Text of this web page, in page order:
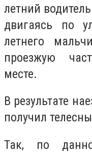
летний
двигаясь по
летнего
проезжую
месте.
В результате
получил
Так, по